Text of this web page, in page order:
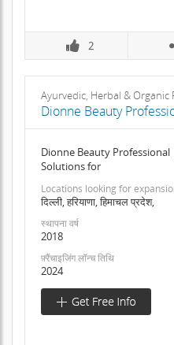
2
Ayurvedic, Herbal & Organic
Dionne Beauty
Dionne Beauty
Solutions for
Locations looking for
दिल्ली, हरियाणा, हिमाचल प्रदेश,
स्थापना वर्ष
2018
फ़्रैंचाइजिंग लॉन्च तिथि
2024